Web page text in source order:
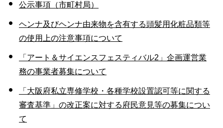
公示事項（市町村局）
ヘンナ及びヘンナ由来物を含有する頭髪用化粧品類等
の使用上の注意事項について
「アート＆サイエンスフェスティバル2」企画運営業
務の事業者募集について
「大阪府私立専修学校・各種学校設置認可等に関する
審査基準」の改正案に対する府民意見等の募集につい
て